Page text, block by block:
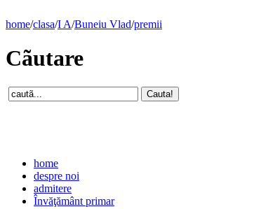
home/clasa/I A/Buneiu Vlad/premii
Cãutare
home
despre noi
admitere
Învăţământ primar